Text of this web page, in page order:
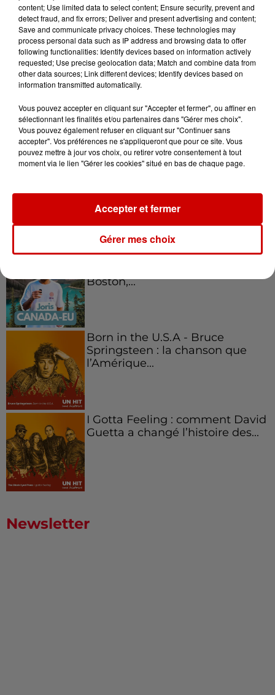
Destination Vacances - Gagnez
votre séjour en famille au cœur
de la...
Podcasts Voir plus
Aménager un school bus au
Boston,...
Born in the U.S.A - Bruce
Springsteen : la chanson que
l’Amérique...
I Gotta Feeling : comment David
Guetta a changé l’histoire des...
Newsletter
content; Use limited data to select content; Ensure security, prevent and
detect fraud, and fix errors; Deliver and present advertising and content;
Save and communicate privacy choices. These technologies may
process personal data such as IP address and browsing data to offer
following functionalities: Identify devices based on information actively
requested; Use precise geolocation data; Match and combine data from
other data sources; Link different devices; Identify devices based on
information transmitted automatically.
Vous pouvez accepter en cliquant sur "Accepter et fermer", ou affiner en
sélectionnant les finalités et/ou partenaires dans "Gérer mes choix".
Vous pouvez également refuser en cliquant sur "Continuer sans
accepter". Vos préférences ne s'appliqueront que pour ce site. Vous
pouvez mettre à jour vos choix, ou retirer votre consentement à tout
moment via le lien "Gérer les cookies" situé en bas de chaque page.
Gérer mes choix
Accepter et fermer